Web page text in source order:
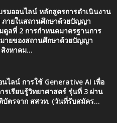
มออนไลน์ หลักสูตรการดำเนินงาน
ายในสถานศึกษาด้วยปัญญา
ดูลที่ 2 การกำหนดมาตรฐานการ
ายของสถานศึกษาด้วยปัญญา
งหาคม...
ไลน์ การใช้ Generative AI เพื่อ
รเรียนรู้วิทยาศาสตร์ รุ่นที่ 3 ผ่าน
บัตรจาก สสวท. (วันที่รับสมัคร...